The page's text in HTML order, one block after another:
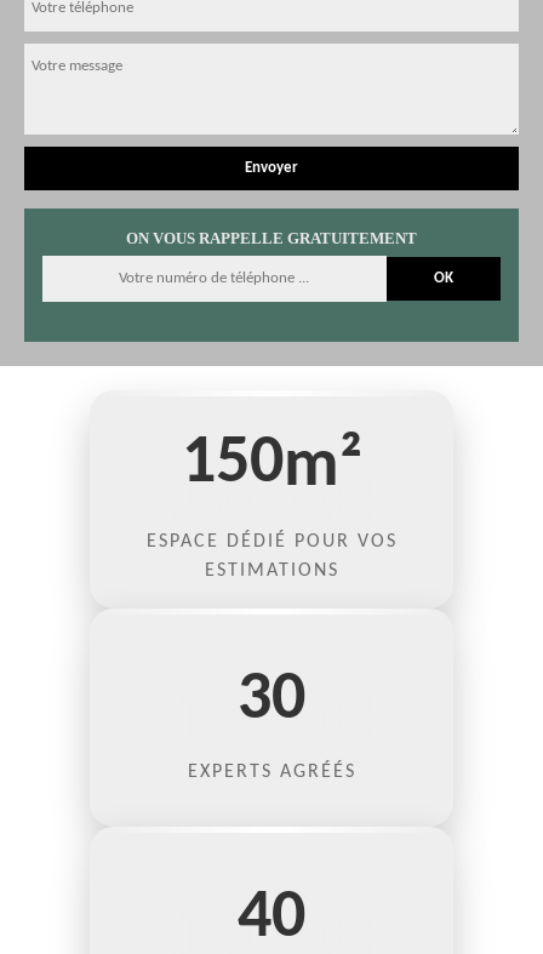
ON VOUS RAPPELLE GRATUITEMENT
150m²
ESPACE DÉDIÉ POUR VOS
ESTIMATIONS
30
EXPERTS AGRÉÉS
40